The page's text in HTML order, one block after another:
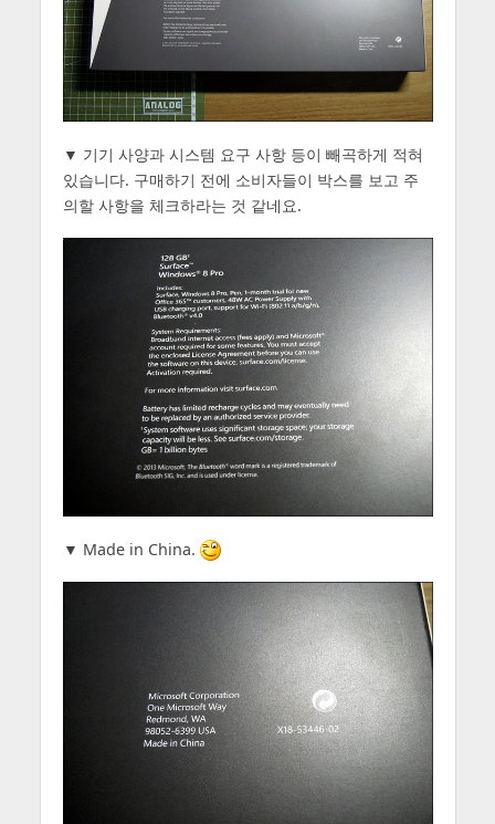
▼ 기기 사양과 시스템 요구 사항 등이 빼곡하게 적혀
있습니다. 구매하기 전에 소비자들이 박스를 보고 주
의할 사항을 체크하라는 것 같네요.
▼ Made in China.